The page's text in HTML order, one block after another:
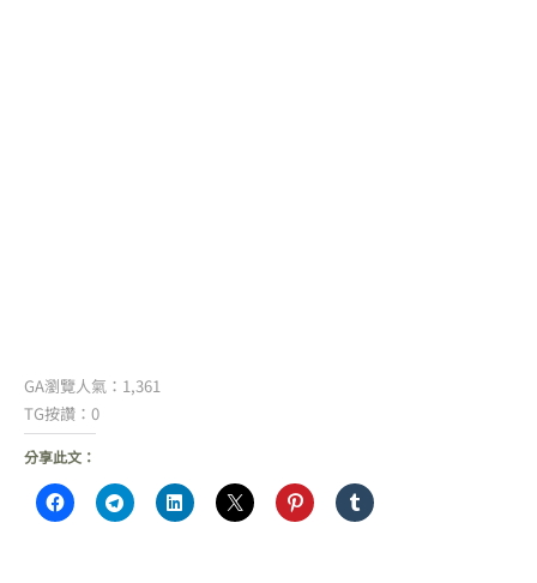
GA瀏覽人氣：1,361
TG按讚：0
分享此文：